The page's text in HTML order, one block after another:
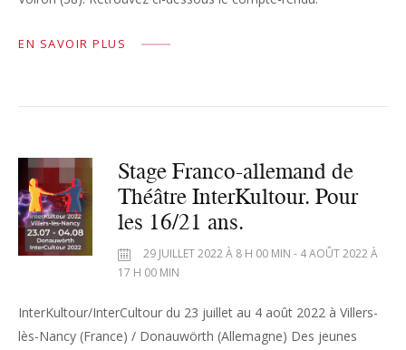
EN SAVOIR PLUS
Stage Franco-allemand de
Théâtre InterKultour. Pour
les 16/21 ans.
29 JUILLET 2022 À 8 H 00 MIN - 4 AOÛT 2022 À
17 H 00 MIN
InterKultour/InterCultour du 23 juillet au 4 août 2022 à Villers-
lès-Nancy (France) / Donauwörth (Allemagne) Des jeunes